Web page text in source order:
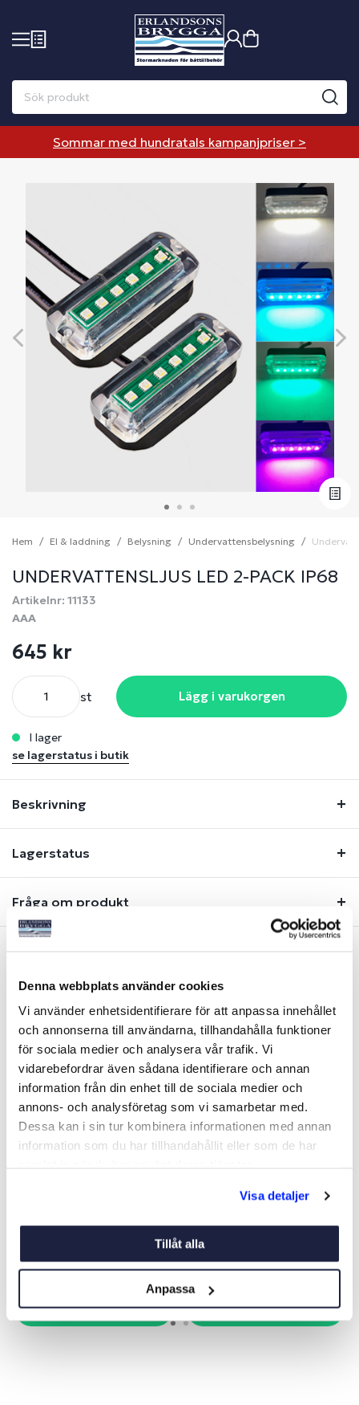
Denna webbplats använder cookies
Vi använder enhetsidentifierare för att anpassa innehållet
och annonserna till användarna, tillhandahålla funktioner
för sociala medier och analysera vår trafik. Vi
vidarebefordrar även sådana identifierare och annan
information från din enhet till de sociala medier och
annons- och analysföretag som vi samarbetar med.
Dessa kan i sin tur kombinera informationen med annan
information som du har tillhandahållit eller som de har
Visa detaljer
Tillåt alla
Anpassa
Sommar med hundratals kampanjpriser >
Hem El & laddning Belysning Undervattensbelysning
UNDERVATTENSLJUS LED 2-PACK IP68
Artikelnr: 11133
AAA
645 kr
st Lägg i varukorgen
i lager
se lagerstatus i butik
Beskrivning
Lagerstatus
Fråga om produkt
Liknande produkter
-32%
Köp
UNDERVATTENSBELYSNING
295 kr
Köp